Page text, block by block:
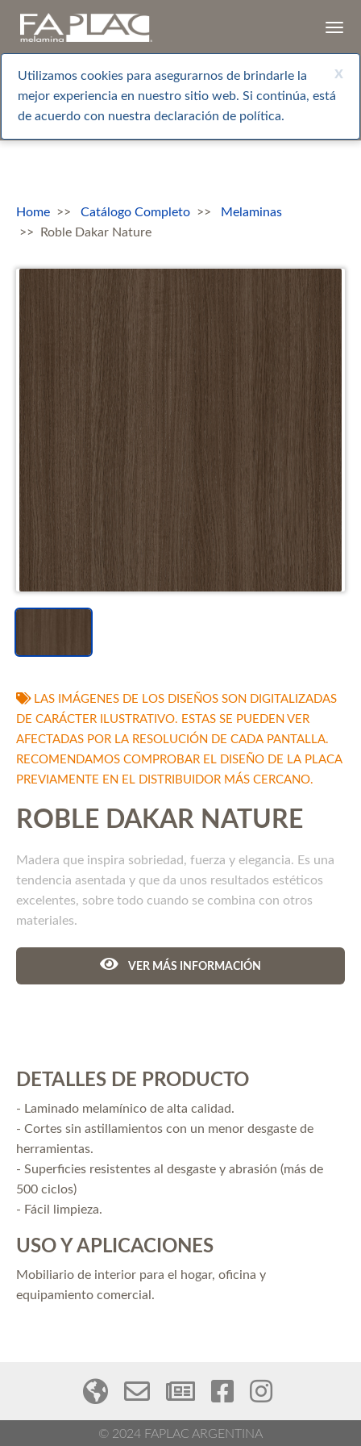
x
Utilizamos cookies para asegurarnos de brindarle la
mejor experiencia en nuestro sitio web. Si continúa, está
de acuerdo con nuestra declaración de política.
Home Catálogo Completo
Melaminas
Roble Dakar Nature
LAS IMÁGENES DE LOS DISEÑOS SON DIGITALIZADAS
DE CARÁCTER ILUSTRATIVO. ESTAS SE PUEDEN VER
AFECTADAS POR LA RESOLUCIÓN DE CADA PANTALLA.
RECOMENDAMOS COMPROBAR EL DISEÑO DE LA PLACA
PREVIAMENTE EN EL DISTRIBUIDOR MÁS CERCANO.
ROBLE DAKAR NATURE
Madera que inspira sobriedad, fuerza y elegancia. Es una
tendencia asentada y que da unos resultados estéticos
excelentes, sobre todo cuando se combina con otros
materiales.
VER MÁS INFORMACIÓN
DETALLES DE PRODUCTO
- Laminado melamínico de alta calidad.
- Cortes sin astillamientos con un menor desgaste de
herramientas.
- Superficies resistentes al desgaste y abrasión (más de
500 ciclos)
- Fácil limpieza.
USO Y APLICACIONES
Mobiliario de interior para el hogar, oficina y
equipamiento comercial.
© 2024 FAPLAC ARGENTINA